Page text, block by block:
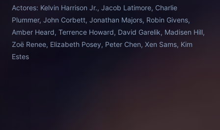
Actores: Kelvin Harrison Jr., Jacob Latimore, Charlie
Plummer, John Corbett, Jonathan Majors, Robin Givens,
Amber Heard, Terrence Howard, David Garelik, Madisen Hill,
Zoë Renee, Elizabeth Posey, Peter Chen, Xen Sams, Kim
Estes